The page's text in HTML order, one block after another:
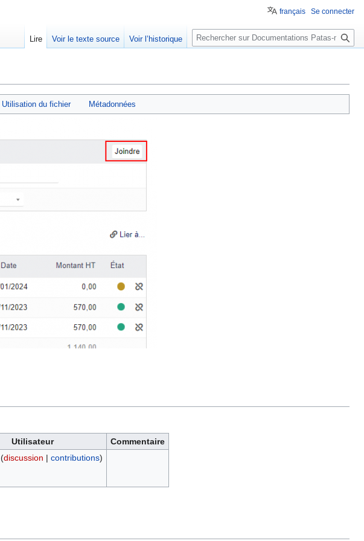
Utilisation du fichier Métadonnées
Utilisateur
Commentaire
(discussion | contributions)
français Se connecter
Lire Voir le texte source Voir l’historique
Rechercher